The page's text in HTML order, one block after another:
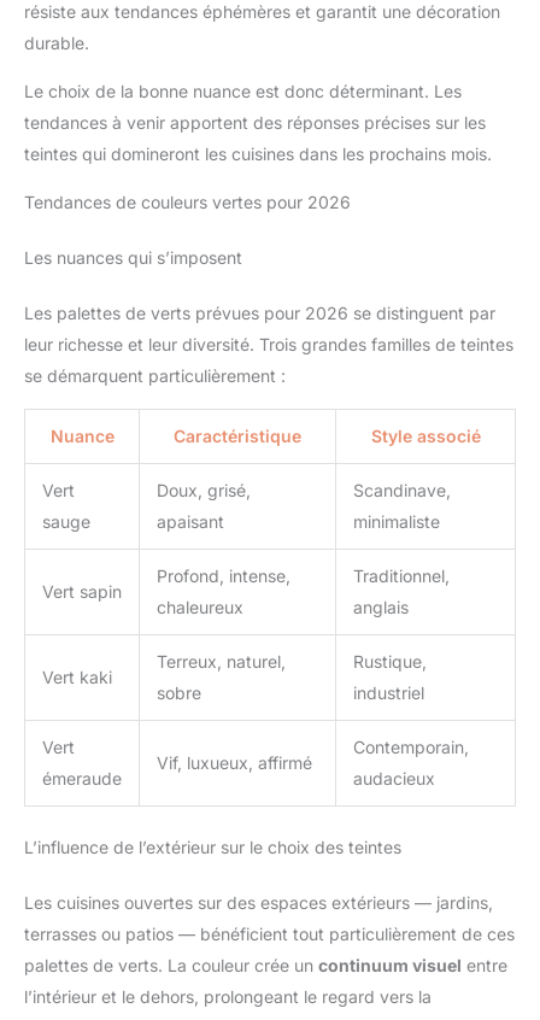
résiste aux tendances éphémères et garantit une décoration
durable.
Le choix de la bonne nuance est donc déterminant. Les
tendances à venir apportent des réponses précises sur les
teintes qui domineront les cuisines dans les prochains mois.
Tendances de couleurs vertes pour 2026
Les nuances qui s’imposent
Les palettes de verts prévues pour 2026 se distinguent par
leur richesse et leur diversité. Trois grandes familles de teintes
se démarquent particulièrement :
Nuance Caractéristique Style associé
Vert
sauge
Doux, grisé,
apaisant
Scandinave,
minimaliste
Vert sapin
Profond, intense,
chaleureux
Traditionnel,
anglais
Vert kaki
Terreux, naturel,
sobre
Rustique,
industriel
Vert
émeraude
Vif, luxueux, affirmé
Contemporain,
audacieux
L’influence de l’extérieur sur le choix des teintes
Les cuisines ouvertes sur des espaces extérieurs — jardins,
terrasses ou patios — bénéficient tout particulièrement de ces
palettes de verts. La couleur crée un continuum visuel entre
l’intérieur et le dehors, prolongeant le regard vers la